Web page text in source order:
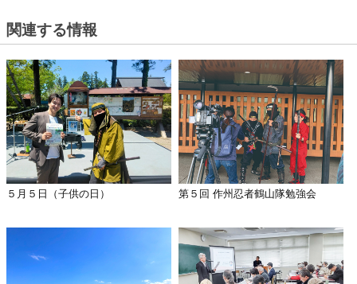
関連する情報
５月５日（子供の日） 第５回 作州忍者鶴山隊勉強会